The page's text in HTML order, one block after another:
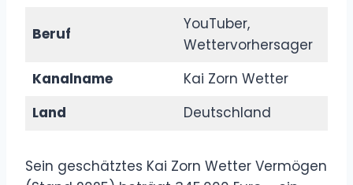
Beruf
YouTuber,
Wettervorhersager
Kanalname
Kai Zorn Wetter
Land
Deutschland
Sein geschätztes Kai Zorn Wetter Vermögen